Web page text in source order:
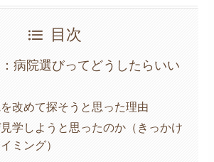
目次
病院選びってどうしたらいい
改めて探そうと思った理由
学しようと思ったのか（きっかけ
ミング）